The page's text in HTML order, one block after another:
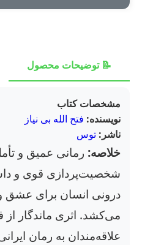
📝 توضیحات محصول
مشخصات کتاب
نویسنده: فتح الله بی نیاز
ناشر: توس
خلاصه: رمانی عمیق و
شخصیت‌پردازی قوی و
درونی انسان برای عشق و
می‌کشد. اثری ماندگار از
علاقه‌مندان به رمان